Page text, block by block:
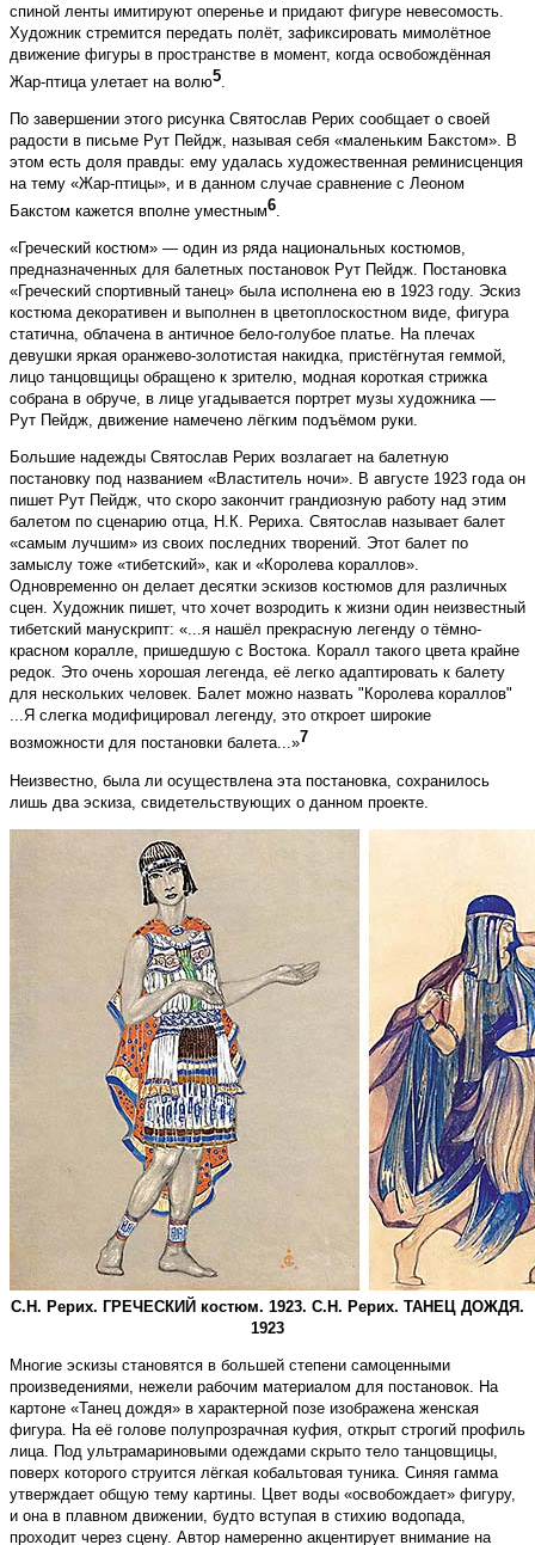
спиной ленты имитируют оперенье и придают фигуре невесомость.
Художник стремится передать полёт, зафиксировать мимолётное
движение фигуры в пространстве в момент, когда освобождённая
Жар-птица улетает на волю5.
По завершении этого рисунка Святослав Рерих сообщает о своей
радости в письме Рут Пейдж, называя себя «маленьким Бакстом». В
этом есть доля правды: ему удалась художественная реминисценция
на тему «Жар-птицы», и в данном случае сравнение с Леоном
Бакстом кажется вполне уместным6.
«Греческий костюм» — один из ряда национальных костюмов,
предназначенных для балетных постановок Рут Пейдж. Постановка
«Греческий спортивный танец» была исполнена ею в 1923 году. Эскиз
костюма декоративен и выполнен в цветоплоскостном виде, фигура
статична, облачена в античное бело-голубое платье. На плечах
девушки яркая оранжево-золотистая накидка, пристёгнутая геммой,
лицо танцовщицы обращено к зрителю, модная короткая стрижка
собрана в обруче, в лице угадывается портрет музы художника —
Рут Пейдж, движение намечено лёгким подъёмом руки.
Большие надежды Святослав Рерих возлагает на балетную
постановку под названием «Властитель ночи». В августе 1923 года он
пишет Рут Пейдж, что скоро закончит грандиозную работу над этим
балетом по сценарию отца, Н.К. Рериха. Святослав называет балет
«самым лучшим» из своих последних творений. Этот балет по
замыслу тоже «тибетский», как и «Королева кораллов».
Одновременно он делает десятки эскизов костюмов для различных
сцен. Художник пишет, что хочет возродить к жизни один неизвестный
тибетский манускрипт: «...я нашёл прекрасную легенду о тёмно-
красном коралле, пришедшую с Востока. Коралл такого цвета крайне
редок. Это очень хорошая легенда, её легко адаптировать к балету
для нескольких человек. Балет можно назвать "Королева кораллов"
...Я слегка модифицировал легенду, это откроет широкие
возможности для постановки балета...»7
Неизвестно, была ли осуществлена эта постановка, сохранилось
лишь два эскиза, свидетельствующих о данном проекте.
С.Н. Рерих. ГРЕЧЕСКИЙ костюм. 1923. С.Н. Рерих. ТАНЕЦ ДОЖДЯ.
1923
Многие эскизы становятся в большей степени самоценными
произведениями, нежели рабочим материалом для постановок. На
картоне «Танец дождя» в характерной позе изображена женская
фигура. На её голове полупрозрачная куфия, открыт строгий профиль
лица. Под ультрамариновыми одеждами скрыто тело танцовщицы,
поверх которого струится лёгкая кобальтовая туника. Синяя гамма
утверждает общую тему картины. Цвет воды «освобождает» фигуру,
и она в плавном движении, будто вступая в стихию водопада,
проходит через сцену. Автор намеренно акцентирует внимание на